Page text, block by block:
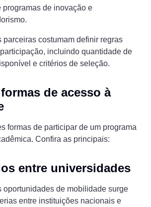
programas de inovação e
parceiras costumam definir regras
incluindo quantidade de
e critérios de seleção.
de acesso à
formas de participar de um programa
Confira as principais:
entre universidades
oportunidades de mobilidade surge
entre instituições nacionais e